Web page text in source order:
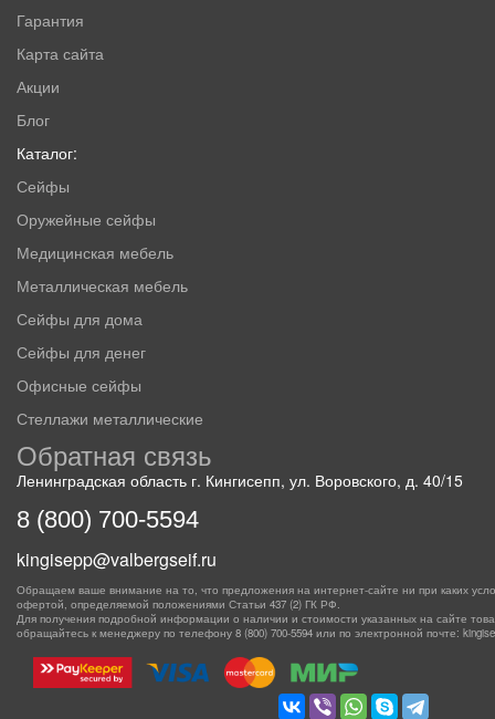
Гарантия
Карта сайта
Акции
Блог
Каталог:
Сейфы
Оружейные сейфы
Медицинская мебель
Металлическая мебель
Сейфы для дома
Сейфы для денег
Офисные сейфы
Стеллажи металлические
Обратная связь
Ленинградская область г. Кингисепп, ул. Воровского, д. 40/15
8 (800) 700-5594
kingisepp@valbergseif.ru
Обращаем ваше внимание на то, что предложения на интернет-сайте ни при каких
офертой, определяемой положениями Статьи 437 (2) ГК РФ.
Для получения подробной информации о наличии и стоимости указанных на сайте
обращайтесь к менеджеру по телефону 8 (800) 700-5594 или по электронной почте: